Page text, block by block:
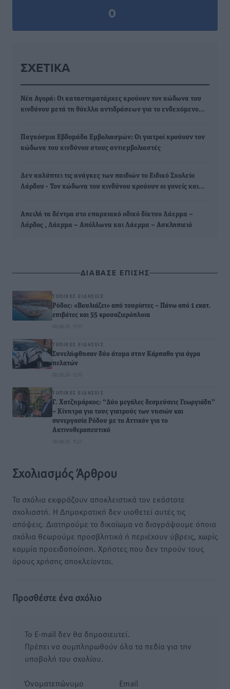
0
ΣΧΕΤΙΚΆ
Νέα Αγορά: Οι καταστηματάρχες κρούουν τον κώδωνα του
κινδύνου μετά τη θύελλα αντιδράσεων για το ενδεχόμενο…
Παγκόσμια Εβδομάδα Εμβολιασμών: Οι γιατροί κρούουν τον
κώδωνα του κινδύνου στους αντιεμβολιαστές
Δεν καλύπτει τις ανάγκες των παιδιών το Ειδικό Σχολείο
Λάρδου - Τον κώδωνα του κινδύνου κρούουν οι γονείς και…
Απειλή τα δέντρα στο επαρχιακό οδικό δίκτυο Λάερμα –
Λάρδος , Λάερμα – Απόλλωνα και Λάερμα – Ασκληπιειό
ΔΙΑΒΑΣΕ ΕΠΙΣΗΣ
ΤΟΠΙΚΈΣ ΕΙΔΉΣΕΙΣ
Ρόδος: «Βουλιάζει» από τουρίστες – Πάνω από 1 εκατ.
επιβάτες και 55 κρουαζιερόπλοια
08.08.26 · 17:57
ΤΟΠΙΚΈΣ ΕΙΔΉΣΕΙΣ
Συνελήφθησαν δύο άτομα στην Κάρπαθο για άγρα
πελατών
08.08.26 · 12:15
ΤΟΠΙΚΈΣ ΕΙΔΉΣΕΙΣ
Γ. Χατζημάρκος: “Δύο μεγάλες δεσμεύσεις Γεωργιάδη”
– Κίνητρα για τους γιατρούς των νησιών και
συνεργασία Ρόδου με το Αττικόν για το
Ακτινοθεραπευτικό
08.08.26 · 11:27
Σχολιασμός Άρθρου
Τα σχόλια εκφράζουν αποκλειστικά τον εκάστοτε
σχολιαστή. Η Δημοκρατική δεν υιοθετεί αυτές τις
απόψεις. Διατηρούμε το δικαίωμα να διαγράψουμε όποια
σχόλια θεωρούμε προσβλητικά ή περιέχουν ύβρεις, χωρίς
καμμία προειδοποίηση. Χρήστες που δεν τηρούν τους
όρους χρήσης αποκλείονται.
Προσθέστε ένα σχόλιο
Το E-mail δεν θα δημοσιευτεί.
Πρέπει να συμπληρωθούν όλα τα πεδία για την
υποβολή του σχολίου.
Όνοματεπώνυμο Email